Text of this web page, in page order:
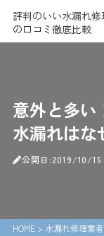
評判のいい水漏れ
の口コミ徹底比較
意外と多い
水漏れはな
公開日:2019/10/15
HOME> 水漏れ修理業